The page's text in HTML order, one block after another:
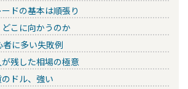
ドの基本は順張り
こに向かうのか
に多い失敗例
残した相場の極意
ドル、強い